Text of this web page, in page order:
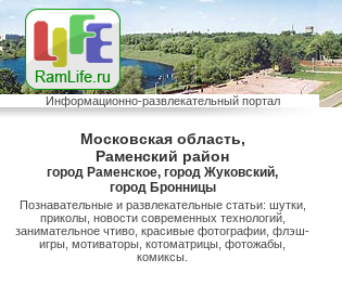
Информационно-развлекательный портал
Московская область,
Раменский район
город Раменское, город Жуковский,
город Бронницы
Познавательные и развлекательные статьи: шутки,
приколы, новости современных технологий,
занимательное чтиво, красивые фотографии, флэш-
игры, мотиваторы, котоматрицы, фотожабы,
комиксы.